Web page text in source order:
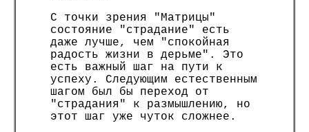
С точки зрения "Матрицы"
состояние "страдание" есть
даже лучше, чем "спокойная
радость жизни в дерьме". Это
есть важный шаг на пути к
успеху. Следующим естественным
шагом был бы переход от
"страдания" к размышлению, но
этот шаг уже чуток сложнее.